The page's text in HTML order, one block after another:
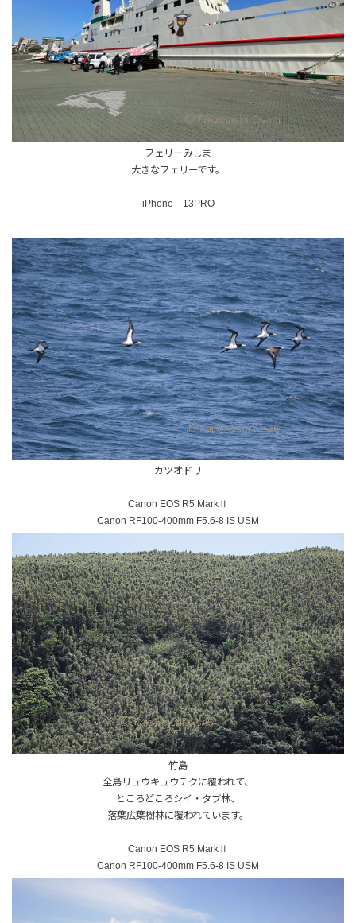
フェリーみしま
大きなフェリーです。
iPhone 13PRO
カツオドリ
Canon EOS R5 MarkⅡ
Canon RF100-400mm F5.6-8 IS USM
竹島
全島リュウキュウチクに覆われて、
ところどころシイ・タブ林、
落葉広葉樹林に覆われています。
Canon EOS R5 MarkⅡ
Canon RF100-400mm F5.6-8 IS USM